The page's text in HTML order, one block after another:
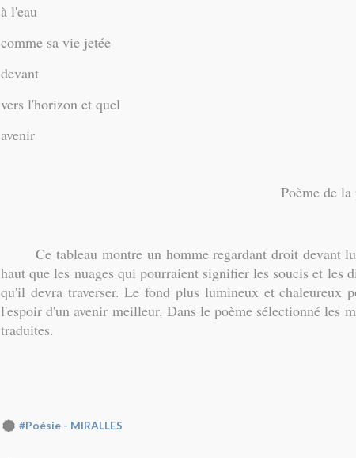
à l'eau
comme sa vie jetée
devant
vers l'horizon et quel
avenir
Poème de
Ce tableau montre un homme regardant droit devant
haut que les nuages qui pourraient signifier les soucis et les
qu'il devra traverser. Le fond plus lumineux et chaleureux
l'espoir d'un avenir meilleur. Dans le poème sélectionné les
traduites.
#Poésie - MIRALLES